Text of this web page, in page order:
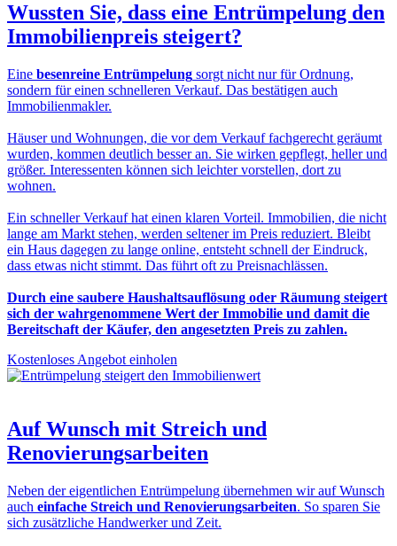
Wussten Sie, dass eine Entrümpelung den
Immobilienpreis steigert?
Eine besenreine Entrümpelung sorgt nicht nur für Ordnung,
sondern für einen schnelleren Verkauf. Das bestätigen auch
Immobilienmakler.
Häuser und Wohnungen, die vor dem Verkauf fachgerecht geräumt
wurden, kommen deutlich besser an. Sie wirken gepflegt, heller und
größer. Interessenten können sich leichter vorstellen, dort zu
wohnen.
Ein schneller Verkauf hat einen klaren Vorteil. Immobilien, die nicht
lange am Markt stehen, werden seltener im Preis reduziert. Bleibt
ein Haus dagegen zu lange online, entsteht schnell der Eindruck,
dass etwas nicht stimmt. Das führt oft zu Preisnachlässen.
Durch eine saubere Haushaltsauflösung oder Räumung steigert
sich der wahrgenommene Wert der Immobilie und damit die
Bereitschaft der Käufer, den angesetzten Preis zu zahlen.
Kostenloses Angebot einholen
Auf Wunsch mit Streich und
Renovierungsarbeiten
Neben der eigentlichen Entrümpelung übernehmen wir auf Wunsch
auch einfache Streich und Renovierungsarbeiten. So sparen Sie
sich zusätzliche Handwerker und Zeit.